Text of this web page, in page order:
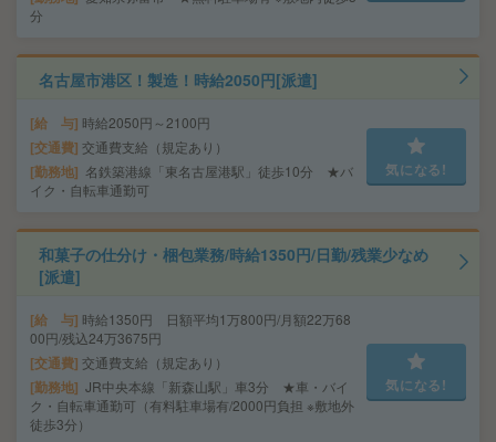
分
名古屋市港区！製造！時給2050円[派遣]
給 与 時給2050円～2100円
交通費 交通費支給（規定あり）
勤務地 名鉄築港線「東名古屋港駅」徒歩10分 ★バ
イク・自転車通勤可
気になる!
和菓子の仕分け・梱包業務/時給1350円/日勤/残業少なめ
[派遣]
給 与 時給1350円 日額平均1万800円/月額22万68
00円/残込24万3675円
交通費 交通費支給（規定あり）
勤務地 JR中央本線「新森山駅」車3分 ★車・バイ
ク・自転車通勤可（有料駐車場有/2000円負担 ※敷地外
徒歩3分）
気になる!